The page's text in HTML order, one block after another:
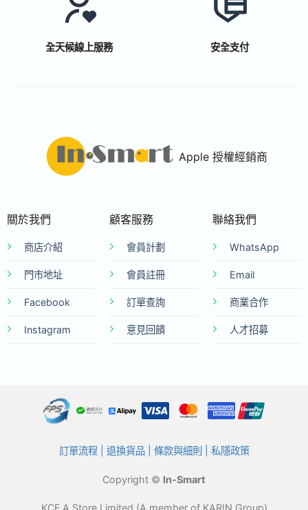
全天候線上服務 安全支付
Apple 授權經銷商
關於我們
商店介紹
門市地址
Facebook
Instagram
顧客服務
會員計劃
會員註冊
訂單查詢
意見回饋
聯絡我們
WhatsApp
Email
商業合作
人才招募
訂單流程| 退換貨品| 條款與細則 私隱政策
Copyright © In-Smart